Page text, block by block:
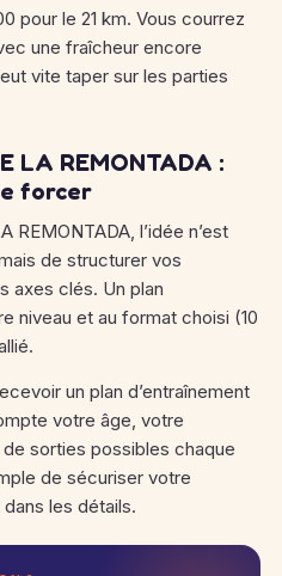
pour le 21 km. Vous courrez
une fraîcheur encore
vite taper sur les parties
LA REMONTADA :
forcer
REMONTADA, l’idée n’est
de structurer vos
axes clés. Un plan
niveau et au format choisi (10
un plan d’entraînement
votre âge, votre
sorties possibles chaque
de sécuriser votre
les détails.